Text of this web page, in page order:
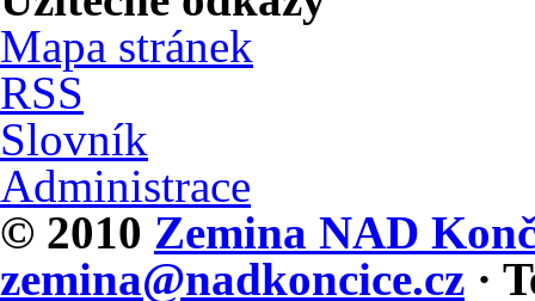
Mapa stránek
RSS
Slovník
Administrace
© 2010 Zemina NAD
zemina@nadkoncice.cz ·